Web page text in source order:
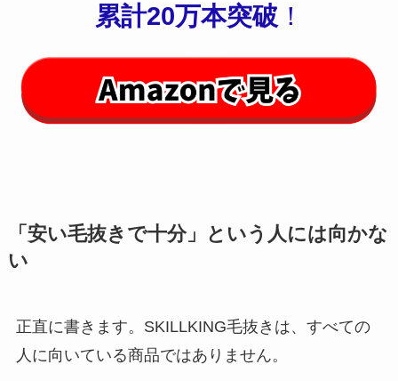
累計20万本突破 ！
「安い毛抜きで十分」という人には向かな
い
正直に書きます。SKILLKING毛抜きは、すべての
人に向いている商品ではありません。